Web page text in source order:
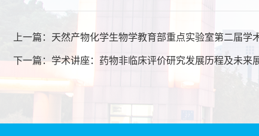
上一篇： 天然产物化学生物学教育部重点实验室第二届
下一篇： 学术讲座：药物非临床评价研究发展历程及未来